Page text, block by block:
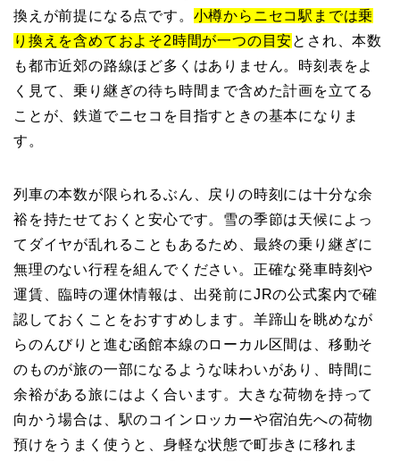
換えが前提になる点です。 小樽からニセコ駅までは乗
り換えを含めておよそ2時間が一つの目安とされ、本数
も都市近郊の路線ほど多くはありません。時刻表をよ
く見て、乗り継ぎの待ち時間まで含めた計画を立てる
ことが、鉄道でニセコを目指すときの基本になりま
す。
列車の本数が限られるぶん、戻りの時刻には十分な余
裕を持たせておくと安心です。雪の季節は天候によっ
てダイヤが乱れることもあるため、最終の乗り継ぎに
無理のない行程を組んでください。正確な発車時刻や
運賃、臨時の運休情報は、出発前にJRの公式案内で確
認しておくことをおすすめします。羊蹄山を眺めなが
らのんびりと進む函館本線のローカル区間は、移動そ
のものが旅の一部になるような味わいがあり、時間に
余裕がある旅にはよく合います。大きな荷物を持って
向かう場合は、駅のコインロッカーや宿泊先への荷物
預けをうまく使うと、身軽な状態で町歩きに移れま